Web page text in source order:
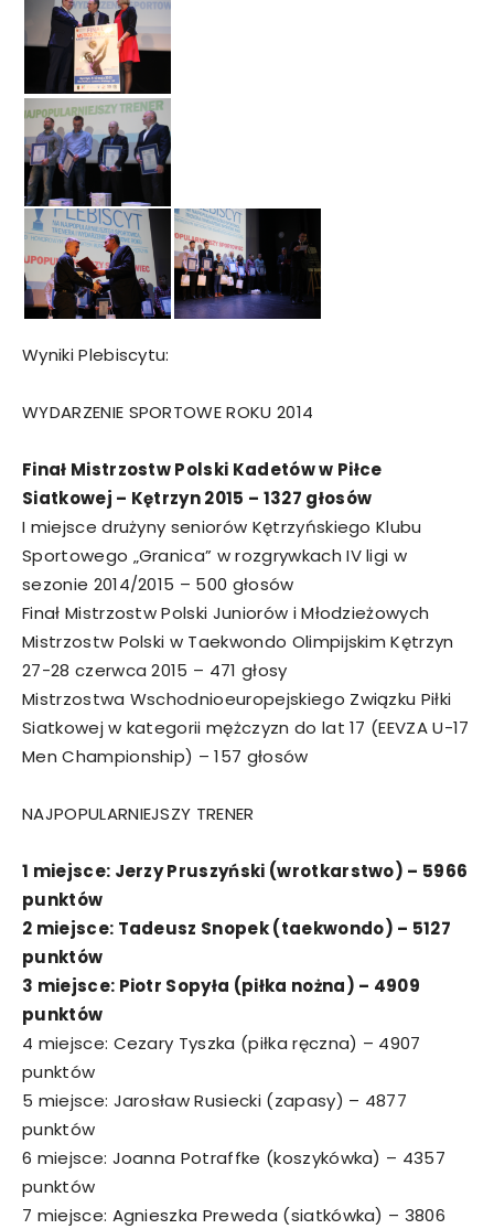
Wyniki Plebiscytu:
WYDARZENIE SPORTOWE ROKU 2014
Finał Mistrzostw Polski Kadetów w Piłce
Siatkowej – Kętrzyn 2015 – 1327 głosów
I miejsce drużyny seniorów Kętrzyńskiego Klubu
Sportowego „Granica” w rozgrywkach IV ligi w
sezonie 2014/2015 – 500 głosów
Finał Mistrzostw Polski Juniorów i Młodzieżowych
Mistrzostw Polski w Taekwondo Olimpijskim Kętrzyn
27-28 czerwca 2015 – 471 głosy
Mistrzostwa Wschodnioeuropejskiego Związku Piłki
Siatkowej w kategorii mężczyzn do lat 17 (EEVZA U-17
Men Championship) – 157 głosów
NAJPOPULARNIEJSZY TRENER
1 miejsce: Jerzy Pruszyński (wrotkarstwo) – 5966
punktów
2 miejsce: Tadeusz Snopek (taekwondo) – 5127
punktów
3 miejsce: Piotr Sopyła (piłka nożna) – 4909
punktów
4 miejsce: Cezary Tyszka (piłka ręczna) – 4907
punktów
5 miejsce: Jarosław Rusiecki (zapasy) – 4877
punktów
6 miejsce: Joanna Potraffke (koszykówka) – 4357
punktów
7 miejsce: Agnieszka Preweda (siatkówka) – 3806